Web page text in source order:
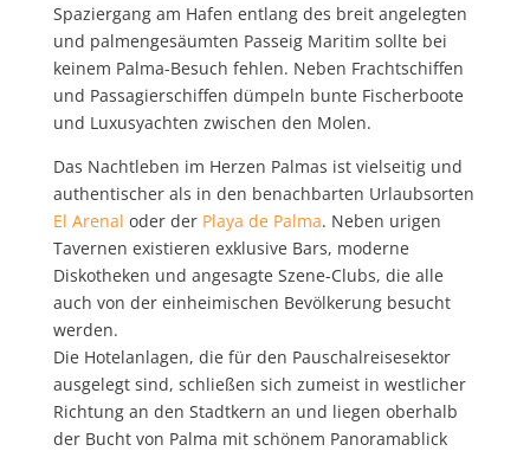
Spaziergang am Hafen entlang des breit angelegten
und palmengesäumten Passeig Maritim sollte bei
keinem Palma-Besuch fehlen. Neben Frachtschiffen
und Passagierschiffen dümpeln bunte Fischerboote
und Luxusyachten zwischen den Molen.
Das Nachtleben im Herzen Palmas ist vielseitig und
authentischer als in den benachbarten Urlaubsorten
El Arenal oder der Playa de Palma. Neben urigen
Tavernen existieren exklusive Bars, moderne
Diskotheken und angesagte Szene-Clubs, die alle
auch von der einheimischen Bevölkerung besucht
werden.
Die Hotelanlagen, die für den Pauschalreisesektor
ausgelegt sind, schließen sich zumeist in westlicher
Richtung an den Stadtkern an und liegen oberhalb
der Bucht von Palma mit schönem Panoramablick